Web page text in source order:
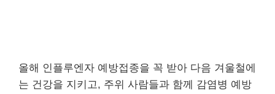
올해 인플루엔자 예방접종을 꼭 받아 다음 겨울철에
는 건강을 지키고, 주위 사람들과 함께 감염병 예방